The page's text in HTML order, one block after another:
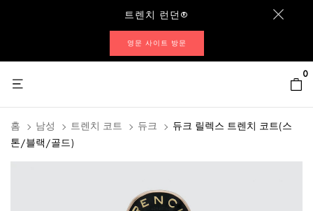
트렌치 런던®
영문 사이트 방문
0
홈 남성 트렌치 코트 듀크
듀크 릴렉스 트렌치 코트(스
톤/블랙/골드)